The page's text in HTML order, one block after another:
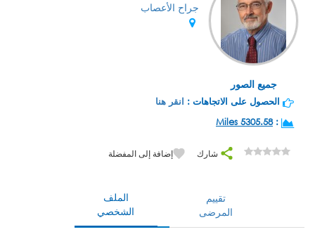
جميع الصور
جراح الأعصاب
الحصول على الاتجاهات : انقر هنا
:
5305.58 Miles
شارك إضافة إلى المفضلة
الملف
الشخصي
تقييم
المرضى